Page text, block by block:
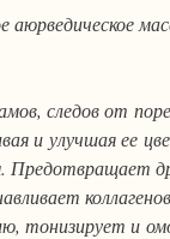
album)
,Холарена
аюрведическое
следов от
и улучшая ее
тонизирует и